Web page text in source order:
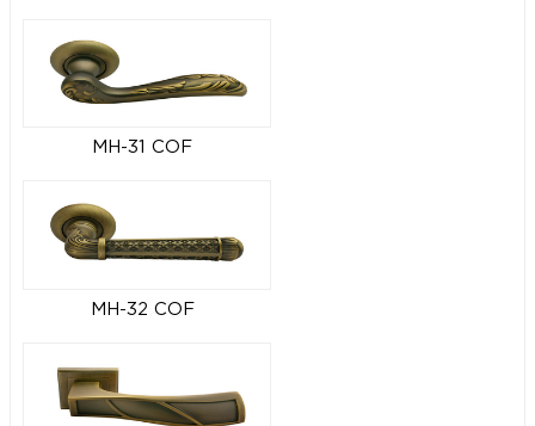
MH-31 COF
MH-32 COF